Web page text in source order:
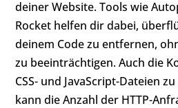
deiner Website. Tools wie
Rocket helfen dir dabei,
deinem Code zu entfernen,
zu beeinträchtigen. Auch die
CSS- und JavaScript-Dateien
kann die Anzahl der HTTP-